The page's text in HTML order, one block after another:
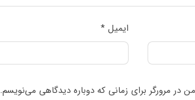
ایمیل *
در مرورگر برای زمانی که دوباره دیدگاهی می‌نویسم.